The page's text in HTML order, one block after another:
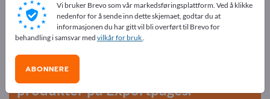
Annonser gratis på Exportpages!
Behov – Tilbud – Brukte varer – Forretningskontakter >>
start her
Publiser din bedrift og dine
produkter på Exportpages.
Vi bruker Brevo som vår markedsføringsplattform. Ved å klikke
nedenfor for å sende inn dette skjemaet, godtar du at
informasjonen du har gitt vil bli overført til Brevo for
behandling i samsvar med vilkår for bruk.
ABONNERE